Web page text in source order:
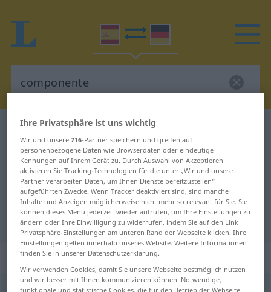
Spanisch-Deutsch Wörterbuch
Spanisch-Deutsch Übersetzung für
"componente"
"componente" Deutsch
Übersetzung
„componente“: masculino
Ihre Privatsphäre ist uns wichtig
Wir und unsere716-Partner speichern und greifen auf
personenbezogene Daten wie Browserdaten oder eindeutige
Kennungen auf Ihrem Gerät zu. Durch Auswahl von Akzeptieren
aktivieren Sie Tracking-Technologien für die unter „Wir und unsere
Partner verarbeiten Daten, um Ihnen Dienste bereitzustellen“
aufgeführten Zwecke. Wenn Tracker deaktiviert sind, sind manche
Inhalte und Anzeigen möglicherweise nicht mehr so relevant für Sie. Sie
können dieses Menü jederzeit wieder aufrufen, um Ihre Einstellungen zu
ändern oder Ihre Einwilligung zu widerrufen, indem Sie auf den Link
Privatsphäre-Einstellungen am unteren Rand der Webseite klicken. Ihre
Einstellungen gelten innerhalb unseres Website. Weitere Informationen
finden Sie in unserer Datenschutzerklärung.
Wir verwenden Cookies, damit Sie unsere Webseite bestmöglich nutzen
und wir besser mit Ihnen kommunizieren können. Notwendige,
funktionale und statistische Cookies, die für den Betrieb der Webseite